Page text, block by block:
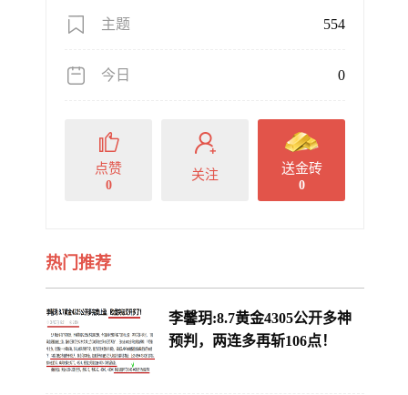
主题 554
今日 0
点赞
0
关注 送金砖
0
热门推荐
李馨玥:8.7黄金4305公开多神
预判，两连多再斩106点！